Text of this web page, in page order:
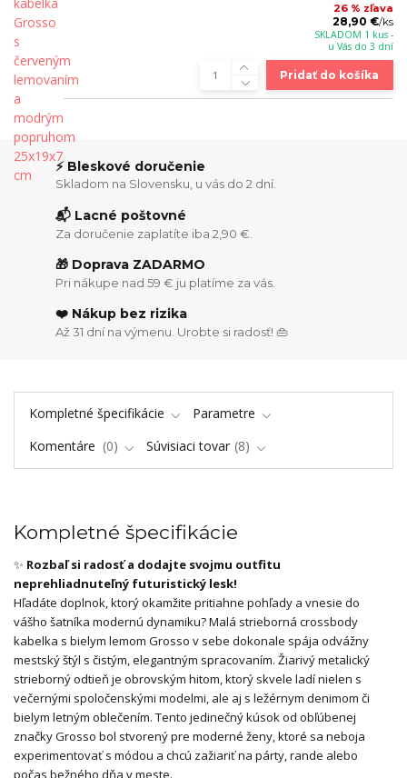
26 % zľava
28,90 €/ks
SKLADOM 1 kus -
u Vás do 3 dní
Pridať do košíka
⚡ Bleskové doručenie
Skladom na Slovensku, u vás do 2 dní.
📬 Lacné poštovné
Za doručenie zaplatíte iba 2,90 €.
🎁 Doprava ZADARMO
Pri nákupe nad 59 € ju platíme za vás.
❤️ Nákup bez rizika
Až 31 dní na výmenu. Urobte si radosť! 👜
Kompletné špecifikácie
Parametre
Komentáre
0 Súvisiaci tovar 8
Kompletné špecifikácie
✨ Rozbaľ si radosť a dodajte svojmu outfitu
neprehliadnuteľný futuristický lesk!
Hľadáte doplnok, ktorý okamžite pritiahne pohľady a vnesie do
vášho šatníka modernú dynamiku? Malá strieborná crossbody
kabelka s bielym lemom Grosso v sebe dokonale spája odvážny
mestský štýl s čistým, elegantným spracovaním. Žiarivý metalický
strieborný odtieň je obrovským hitom, ktorý skvele ladí nielen s
večernými spoločenskými modelmi, ale aj s ležérnym denimom či
bielym letným oblečením. Tento jedinečný kúsok od obľúbenej
značky Grosso bol stvorený pre moderné ženy, ktoré sa neboja
experimentovať s módou a chcú zažiariť na párty, rande alebo
počas bežného dňa v meste.